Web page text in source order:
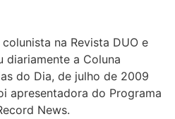
na Revista DUO e
diariamente a Coluna
do Dia, de julho de 2009
apresentadora do Programa
News.